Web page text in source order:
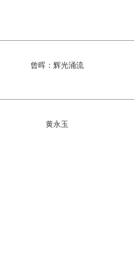
曾晖：辉光涌流
黄永玉